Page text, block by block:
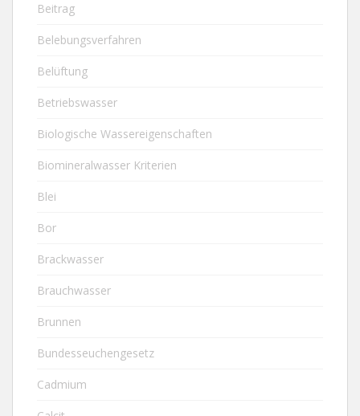
Beitrag
Belebungsverfahren
Belüftung
Betriebswasser
Biologische Wassereigenschaften
Biomineralwasser Kriterien
Blei
Bor
Brackwasser
Brauchwasser
Brunnen
Bundesseuchengesetz
Cadmium